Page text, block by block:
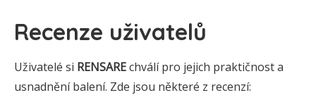
Recenze uživatelů
Uživatelé si RENSAREchválí pro jejich praktičnost a
usnadnění balení. Zde jsou některé z recenzí: